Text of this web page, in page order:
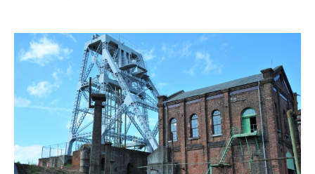
ABOUT